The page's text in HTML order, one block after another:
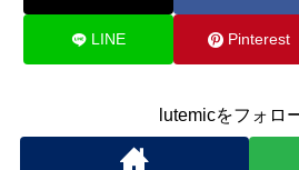
LINE Pinterest
lutemicをフォロ